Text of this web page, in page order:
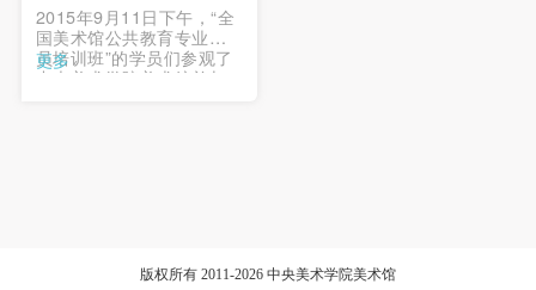
2015年9月11日下午，“全
国美术馆公共教育专业人
员培训班”的学员们参观了
中央美术学院美术馆并与
更多
版权所有 2011-2026 中央美术学院美术馆